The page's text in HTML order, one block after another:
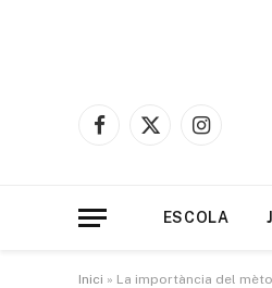
Facebook
X
Instagram
ESCOLA
Inici » La importància del